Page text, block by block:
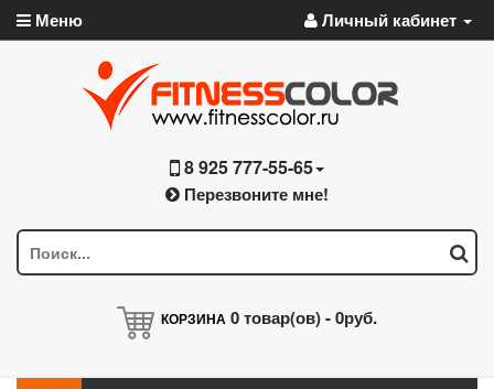
Меню Личный кабинет
8 925 777-55-65
Перезвоните мне!
КОРЗИНА 0товар(ов) -0руб.